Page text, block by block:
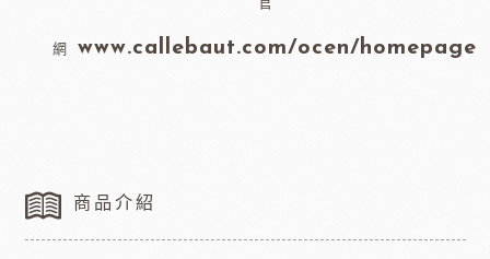
官
網 www.callebaut.com/ocen/homepage
商品介紹